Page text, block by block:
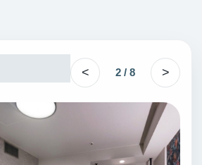
< 2 / 8 >